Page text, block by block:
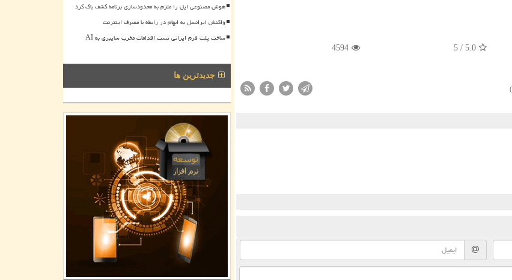
5.0
/
5
4594
هوش مصنوعی اپل را ملزم به محدودسازی برنامه کشف باگ کرد
واکنش ایرانسل به ابهام در رابطه با مصرف اینترنت
ساخت پلت فرم ایرانی تست اقدامات مخرب سایبری به AI
جدیدترین ها